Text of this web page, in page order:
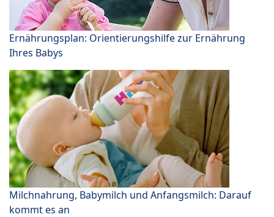
Ernährungsplan: Orientierungshilfe zur Ernährung
Ihres Babys
Milchnahrung, Babymilch und Anfangsmilch: Darauf
kommt es an